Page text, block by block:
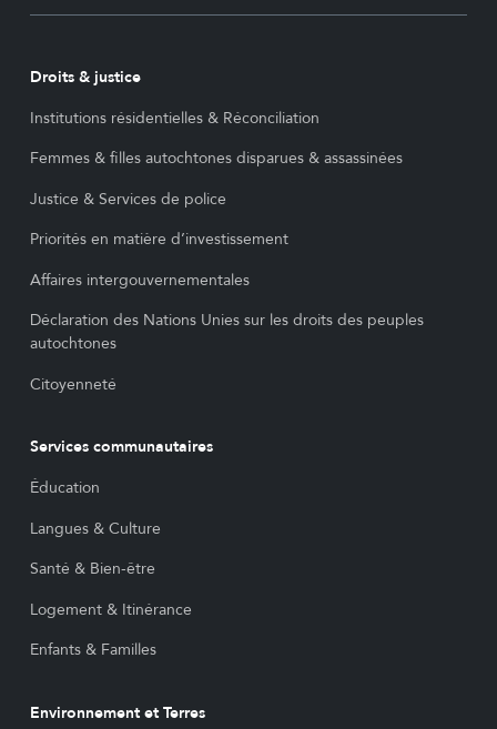
Droits & justice
Institutions résidentielles & Réconciliation
Femmes & filles autochtones disparues & assassinées
Justice & Services de police
Priorités en matière d’investissement
Affaires intergouvernementales
Déclaration des Nations Unies sur les droits des peuples
autochtones
Citoyenneté
Services communautaires
Éducation
Langues & Culture
Santé & Bien-être
Logement & Itinérance
Enfants & Familles
Environnement et Terres